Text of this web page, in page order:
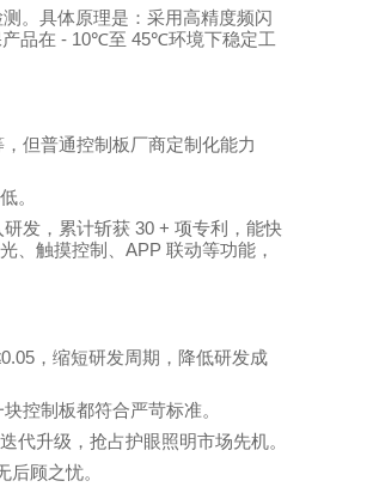
。具体原理是：采用高精度频闪
品在 - 10℃至 45℃环境下稳定工
，但普通控制板厂商定制化能力
。
研发，累计斩获 30 + 项专利，能快
、触摸控制、 APP 联动等功能，
，缩短研发周期，降低研发成
控制板都符合严苛标准。
代升级，抢占护眼照明市场先机。
顾之忧。